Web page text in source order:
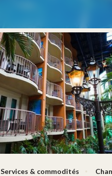
Services & commodités